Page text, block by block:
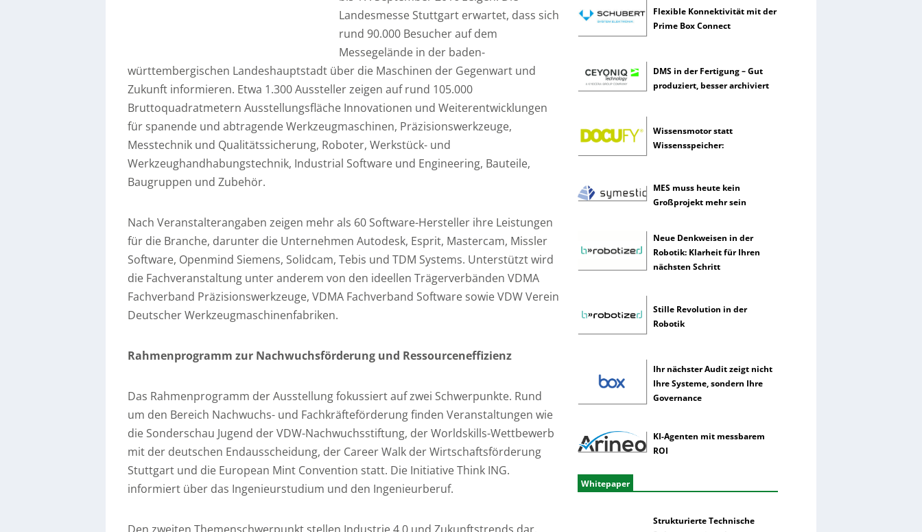
Landesmesse Stuttgart erwartet, dass sich
rund 90.000 Besucher auf dem
Messegelände in der baden-
württembergischen Landeshauptstadt über die Maschinen der Gegenwart und
Zukunft informieren. Etwa 1.300 Aussteller zeigen auf rund 105.000
Bruttoquadratmetern Ausstellungsfläche Innovationen und Weiterentwicklungen
für spanende und abtragende Werkzeugmaschinen, Präzisionswerkzeuge,
Messtechnik und Qualitätssicherung, Roboter, Werkstück- und
Werkzeughandhabungstechnik, Industrial Software und Engineering, Bauteile,
Baugruppen und Zubehör.
Nach Veranstalterangaben zeigen mehr als 60 Software-Hersteller ihre Leistungen
für die Branche, darunter die Unternehmen Autodesk, Esprit, Mastercam, Missler
Software, Openmind Siemens, Solidcam, Tebis und TDM Systems. Unterstützt wird
die Fachveranstaltung unter anderem von den ideellen Trägerverbänden VDMA
Fachverband Präzisionswerkzeuge, VDMA Fachverband Software sowie VDW Verein
Deutscher Werkzeugmaschinenfabriken.
Rahmenprogramm zur Nachwuchsförderung und Ressourceneffizienz
Das Rahmenprogramm der Ausstellung fokussiert auf zwei Schwerpunkte. Rund
um den Bereich Nachwuchs- und Fachkräfteförderung finden Veranstaltungen wie
die Sonderschau Jugend der VDW-Nachwuchsstiftung, der Worldskills-Wettbewerb
mit der deutschen Endausscheidung, der Career Walk der Wirtschaftsförderung
Stuttgart und die European Mint Convention statt. Die Initiative Think ING.
informiert über das Ingenieurstudium und den Ingenieurberuf.
Flexible Konnektivität mit der
Prime Box Connect
DMS in der Fertigung – Gut
produziert, besser archiviert
Wissensmotor statt
Wissensspeicher:
MES muss heute kein
Großprojekt mehr sein
Neue Denkweisen in der
Robotik: Klarheit für Ihren
nächsten Schritt
Stille Revolution in der
Robotik
Ihr nächster Audit zeigt nicht
Ihre Systeme, sondern Ihre
Governance
KI-Agenten mit messbarem
ROI
Whitepaper
Strukturierte Technische